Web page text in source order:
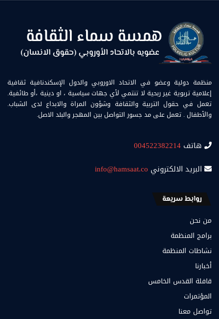
منظمة دولية وعضو في الاتحاد الاوروبي والدول الإسكندنافية ثقافية
إعلامية تربوية غير ربحية لا تنتمي لأي جهات سياسية ، او دينية ،أو طائفية.
تعمل في حقول التربية والثقافة وشؤون المراة والابداع لدى الشباب.
والأطفال . تعمل على مد جسور التواصل بين المهجر والبلد الاصل.
هاتف 004522382214
البريد الالكتروني info@hamsaat.co
روابط سريعة
من نحن
برامج المنظمة
نشاطات المنظمة
أخبارنا
قافلة القدس الخامس
المؤتمرات
تواصل معنا